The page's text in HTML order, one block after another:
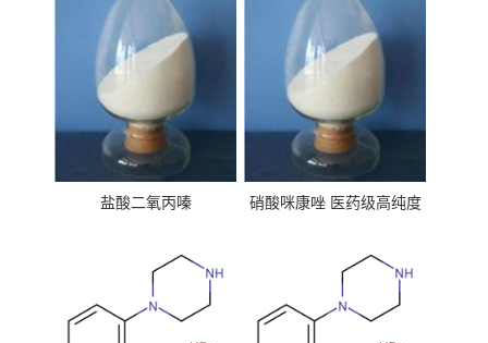
盐酸二氧丙嗪
硝酸咪康唑 医药级高纯度